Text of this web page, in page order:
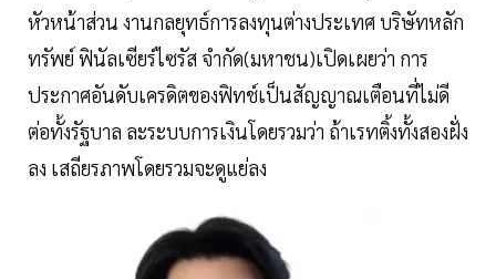
หัวหน้าส่วน งานกลยุทธ์การลงทุนต่างประเทศ บริษัทหลัก
ทรัพย์ ฟินัลเซียร์ไซรัส จำกัด(มหาชน)เปิดเผยว่า การ
ประกาศอันดับเครดิตของฟิทช์เป็นสัญญาณเตือนที่ไม่ดี
ต่อทั้งรัฐบาล ละระบบการเงินโดยรวมว่า ถ้าเรทติ้งทั้งสองฝั่ง
ลง เสถียรภาพโดยรวมจะดูแย่ลง